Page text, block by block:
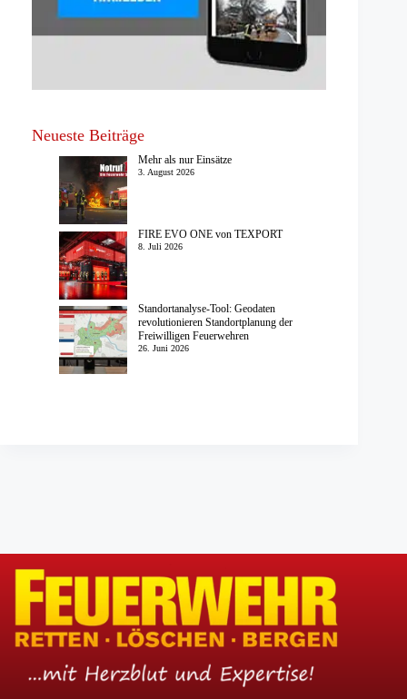
Neueste Beiträge
Mehr als nur Einsätze
3. August 2026
FIRE EVO ONE von TEXPORT
8. Juli 2026
Standortanalyse-Tool: Geodaten
revolutionieren Standortplanung der
Freiwilligen Feuerwehren
26. Juni 2026